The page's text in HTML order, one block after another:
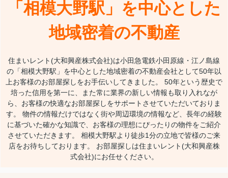
「相模大野駅」を中心とした
地域密着の不動産
住まいレント(大和興産株式会社)は小田急電鉄小田原線・江ノ島線
の「相模大野駅」を中心とした地域密着の不動産会社として50年以
上お客様のお部屋探しをお手伝いしてきました。 50年という歴史で
培った信用を第一に、また常に業界の新しい情報も取り入れなが
ら、お客様の快適なお部屋探しをサポートさせていただいておりま
す。 物件の情報だけではなく街や周辺環境の情報など、長年の経験
に基づいた確かな知識で、お客様の理想にぴったりの物件をご紹介
させていただきます。 相模大野駅より徒歩1分の立地で皆様のご来
店をお待ちしております。 お部屋探しは住まいレント(大和興産株
式会社)にお任せください。